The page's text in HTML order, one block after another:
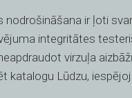
ir ļoti
integritātes
virzuļa
katalogu Lūdzu,